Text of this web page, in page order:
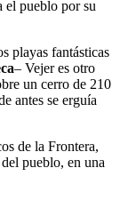
el pueblo por su
playas fantásticas
– Vejer es otro
un cerro de 210
antes se erguía
de la Frontera,
pueblo, en una